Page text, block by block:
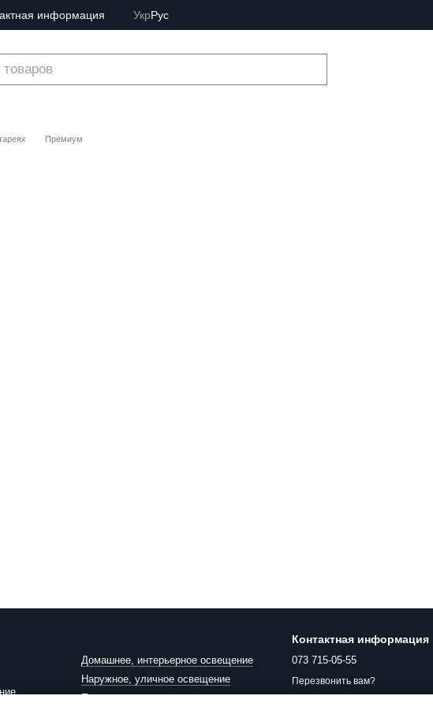
информация УкрРус
Премиум
Домашнее, интерьерное освещение
Наружное, уличное освещение
Прожекторы, крепления, датчики
Контактная информация
073 715-05-55
Перезвонить вам?